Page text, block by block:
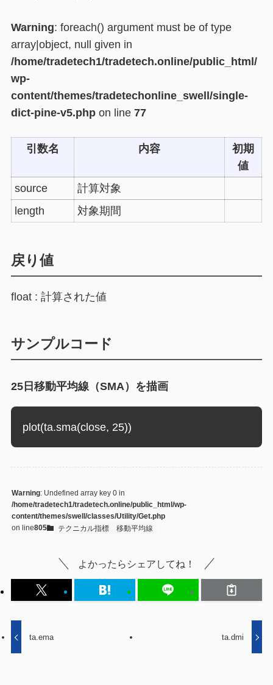
Warning: foreach() argument must be of type
array|object, null given in
/home/tradetech1/tradetech.online/public_html/
wp-
content/themes/tradetechonline_swell/single-
dict-pine-v5.phpon line 77
引数名 内容
初期
値
source
計算対象
length
対象期間
戻り値
float : 計算された値
サンプルコード
25日移動平均線（SMA）を描画
Warning: Undefined array key 0 in
/home/tradetech1/tradetech.online/public_html/wp-
content/themes/swell/classes/Utility/Get.php
on line805 テクニカル指標 移動平均線
よかったらシェアしてね！
ta.ema ta.dmi